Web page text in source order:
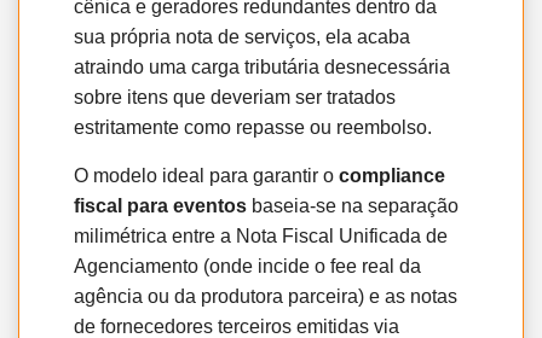
cênica e geradores redundantes dentro da
sua própria nota de serviços, ela acaba
atraindo uma carga tributária desnecessária
sobre itens que deveriam ser tratados
estritamente como repasse ou reembolso.
O modelo ideal para garantir o compliance
fiscal para eventos baseia-se na separação
milimétrica entre a Nota Fiscal Unificada de
Agenciamento (onde incide o fee real da
agência ou da produtora parceira) e as notas
de fornecedores terceiros emitidas via